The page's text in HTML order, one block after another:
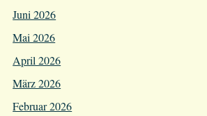
Juni 2026
Mai 2026
April 2026
März 2026
Februar 2026